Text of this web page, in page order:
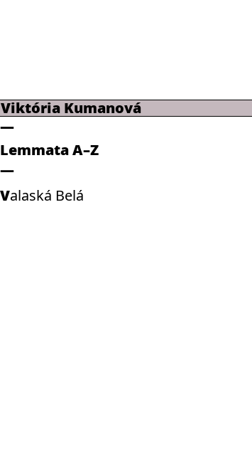
Viktória Kumanová
Lemmata A–Z
Valaská Belá